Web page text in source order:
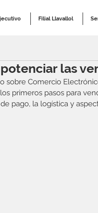
Filial Llavallol
las
sobre Comercio
primeros pasos para
pago, la logística y